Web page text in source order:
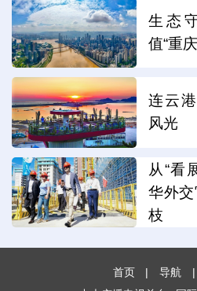
生态
值“重
连云
风光
从“看
华外
枝
首页 | 导航 |